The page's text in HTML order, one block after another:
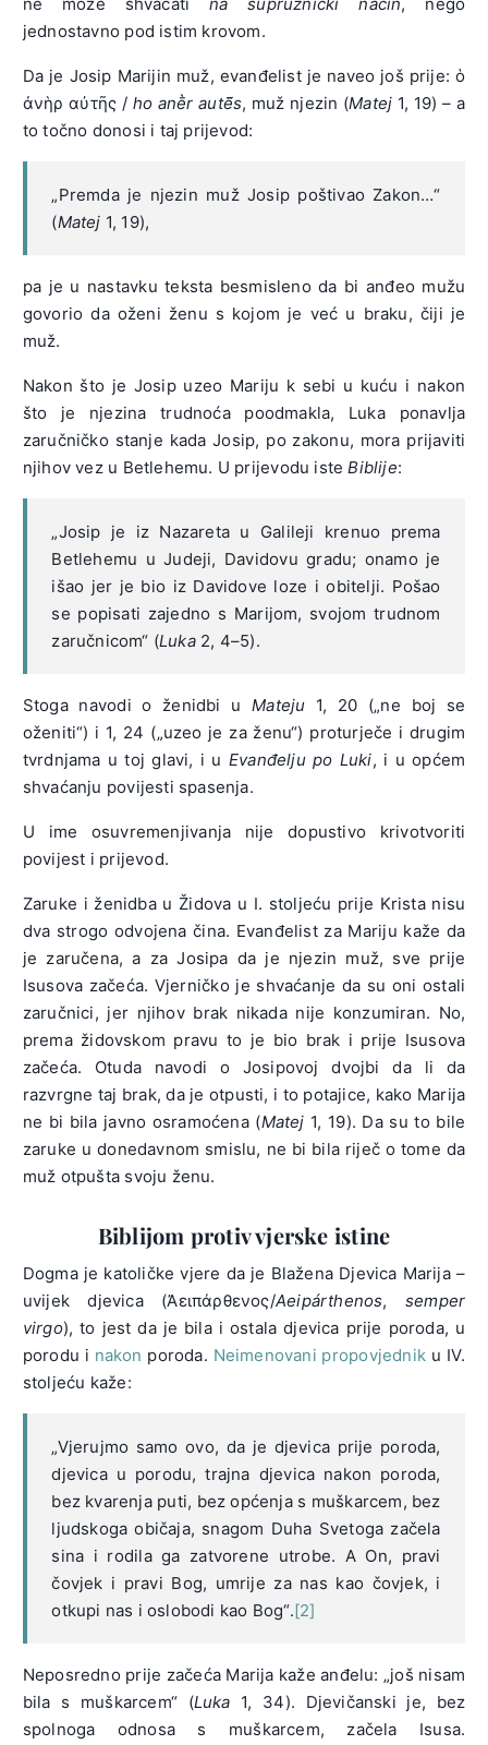
jednostavno pod istim krovom.
Da je Josip Marijin muž, evanđelist je naveo još prije: ὁ
ἀνὴρ αὐτῆς / ho anḕr autē̃s, muž njezin (Matej 1, 19) – a
to točno donosi i taj prijevod:
„Premda je njezin muž Josip poštivao Zakon…“
(Matej 1, 19),
pa je u nastavku teksta besmisleno da bi anđeo mužu
govorio da oženi ženu s kojom je već u braku, čiji je
muž.
Nakon što je Josip uzeo Mariju k sebi u kuću i nakon
što je njezina trudnoća poodmakla, Luka ponavlja
zaručničko stanje kada Josip, po zakonu, mora prijaviti
njihov vez u Betlehemu. U prijevodu isteBiblije:
„Josip je iz Nazareta u Galileji krenuo prema
Betlehemu u Judeji, Davidovu gradu; onamo je
išao jer je bio iz Davidove loze i obitelji. Pošao
se popisati zajedno s Marijom, svojom trudnom
zaručnicom“ (Luka2, 4–5).
Stoga navodi o ženidbi uMateju 1, 20 („ne boj se
oženiti“) i 1, 24 („uzeo je za ženu“) proturječe i drugim
tvrdnjama u toj glavi, i u Evanđelju po Luki, i u općem
shvaćanju povijesti spasenja.
U ime osuvremenjivanja nije dopustivo krivotvoriti
povijest i prijevod.
Zaruke i ženidba u Židova u I. stoljeću prije Krista nisu
dva strogo odvojena čina. Evanđelist za Mariju kaže da
je zaručena, a za Josipa da je njezin muž, sve prije
Isusova začeća. Vjerničko je shvaćanje da su oni ostali
zaručnici, jer njihov brak nikada nije konzumiran. No,
prema židovskom pravu to je bio brak i prije Isusova
začeća. Otuda navodi o Josipovoj dvojbi da li da
razvrgne taj brak, da je otpusti, i to potajice, kako Marija
ne bi bila javno osramoćena (Matej 1, 19). Da su to bile
zaruke u donedavnom smislu, ne bi bila riječ o tome da
muž otpušta svoju ženu.
Biblijom protiv vjerske istine
Dogma je katoličke vjere da je Blažena Djevica Marija –
uvijek djevica (Ἀειπάρθενος/Aeipárthenos, semper
virgo), to jest da je bila i ostala djevica prije poroda, u
porodu i nakon poroda. Neimenovani propovjednik u IV.
stoljeću kaže:
„Vjerujmo samo ovo, da je djevica prije poroda,
djevica u porodu, trajna djevica nakon poroda,
bez kvarenja puti, bez općenja s muškarcem, bez
ljudskoga običaja, snagom Duha Svetoga začela
sina i rodila ga zatvorene utrobe. A On, pravi
čovjek i pravi Bog, umrije za nas kao čovjek, i
otkupi nas i oslobodi kao Bog“.[2]
Neposredno prije začeća Marija kaže anđelu: „još nisam
bila s muškarcem“ (Luka 1, 34). Djevičanski je, bez
spolnoga odnosa s muškarcem, začela Isusa.